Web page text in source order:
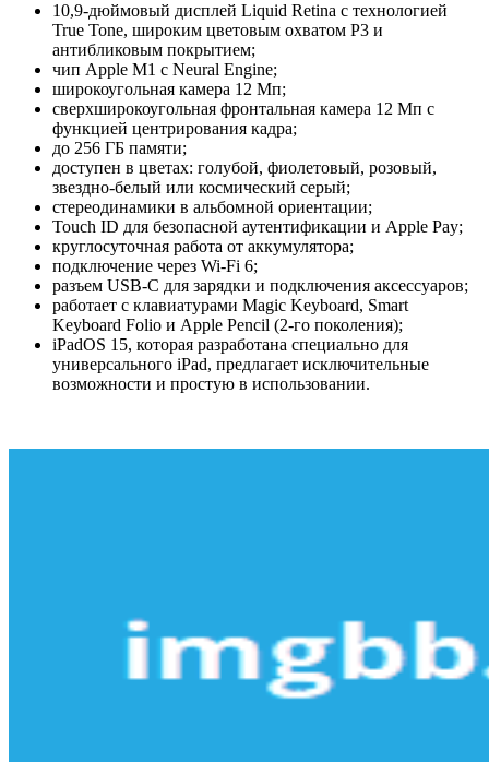
10,9-дюймовый дисплей Liquid Retina с технологией
True Tone, широким цветовым охватом P3 и
антибликовым покрытием;
чип Apple M1 с Neural Engine;
широкоугольная камера 12 Мп;
сверхширокоугольная фронтальная камера 12 Мп с
функцией центрирования кадра;
до 256 ГБ памяти;
доступен в цветах: голубой, фиолетовый, розовый,
звездно-белый или космический серый;
стереодинамики в альбомной ориентации;
Touch ID для безопасной аутентификации и Apple Pay;
круглосуточная работа от аккумулятора;
подключение через Wi-Fi 6;
разъем USB-C для зарядки и подключения аксессуаров;
работает с клавиатурами Magic Keyboard, Smart
Keyboard Folio и Apple Pencil (2-го поколения);
iPadOS 15, которая разработана специально для
универсального iPad, предлагает исключительные
возможности и простую в использовании.